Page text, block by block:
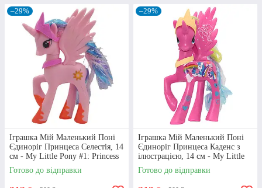
У нас Ви можете купити іграшки my little pony
класичного зразка, втім в наявності також є
міні-ляльки з сіквелу Дівчата з Еквестрії, що
підійдуть для більш дорослої аудиторії. Фігурки
виконані у характерному дизайні та в різних
–29%
Іграшка Мій Маленький Поні
Єдиноріг Принцеса Селестія, 14
см - My Little Pony #1: Princess
Celestia
Готово до відправки
–29%
Іграшка Мій Маленький Поні
Єдиноріг Принцеса Каденс з
ілюстрацією, 14 см - My Little
Pony: Princess Cadance
Готово до відправки